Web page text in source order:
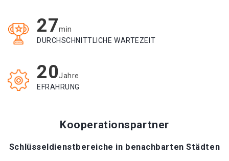
27min
DURCHSCHNITTLICHE WARTEZEIT
20Jahre
EFRAHRUNG
Kooperationspartner
Schlüsseldienstbereiche in benachbarten Städten